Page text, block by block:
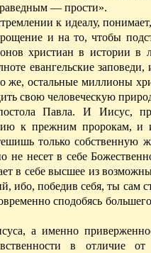
— прости».
к идеалу,
и на то, чтобы
христиан в истории в
евангельские
же, остальные миллионы
свою человеческую
Павла. И Иисус,
к прежним пророкам, и
только собственную
не несет в себе
в себе высшее из
ибо, победив себя, ты сам
сподобясь
суса, а именно
в отличие от